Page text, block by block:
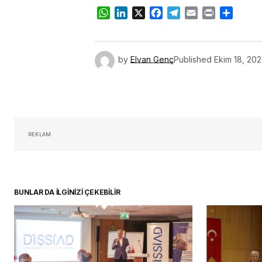
WhatsApp
LinkedIn
X Facebook
Telegram
Email Print
by Elvan GençPublished Ekim 18,
REKLAM
BUNLAR DA İLGİNİZİ ÇEKEBİLİR